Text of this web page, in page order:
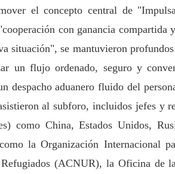
el concepto central de
con ganancia compartida
situación", se mantuvieron
un flujo ordenado, seguro y
despacho aduanero fluido del
al subforo, incluidos jefes y
como China, Estados Unidos,
la Organización Internacional
(ACNUR), la Oficina de